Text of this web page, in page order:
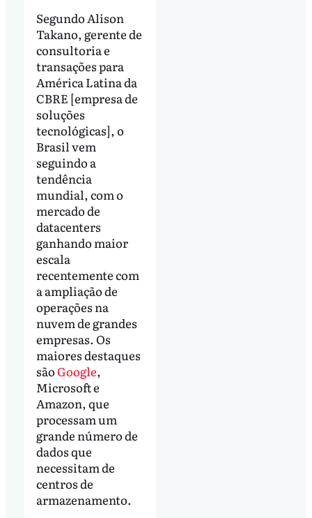
Segundo Alison
Takano, gerente de
consultoria e
transações para
América Latina da
CBRE [empresa de
soluções
tecnológicas], o
Brasil vem
seguindo a
tendência
mundial, com o
mercado de
datacenters
ganhando maior
escala
recentemente com
a ampliação de
operações na
nuvem de grandes
empresas. Os
maiores destaques
sãoGoogle,
Microsoft e
Amazon, que
processam um
grande número de
dados que
necessitam de
centros de
armazenamento.